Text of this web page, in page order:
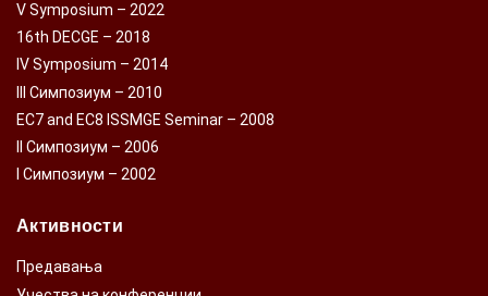
V Symposium – 2022
16th DECGE – 2018
IV Symposium – 2014
III Симпозиум – 2010
EC7 and EC8 ISSMGE Seminar – 2008
II Симпозиум – 2006
I Симпозиум – 2002
Активности
Предавања